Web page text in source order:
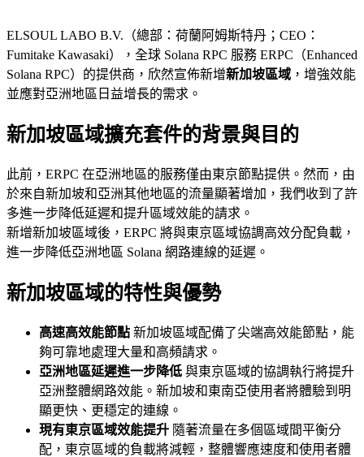
ELSOUL LABO B.V.（總部：荷蘭阿姆斯特丹；CEO：
Fumitake Kawasaki），全球 Solana RPC 服務 ERPC（Enhanced
Solana RPC）的提供商，欣然宣佈新增新加坡區域 ，增強效能
並應對亞洲地區日益增長的需求。
新加坡區域擴充套件的背景與目的
此前，ERPC 在亞洲地區的服務僅由東京節點提供。然而，由
於來自新加坡和亞洲其他地區的流量顯著增加，我們收到了許
多進一步降低延遲和提升區域效能的請求。
新增新加坡區域後，ERPC 將與東京區域協調高效分配負載，
進一步降低亞洲地區 Solana 網路連線的延遲。
新加坡區域的特性與優勢
高速高效能節點 新加坡區域配備了尖端高效能節點，能
夠可靠地處理大量和高頻請求。
亞洲地區延遲進一步降低 與東京區域的協調執行將提升
亞洲整體網路效能。新加坡和東南亞使用者將體驗到明
顯更快、更穩定的連線。
現有東京區域效能提升 隨著流量在多個區域間平衡分
配，東京區域的負載將減輕，整體響應速度和使用者體